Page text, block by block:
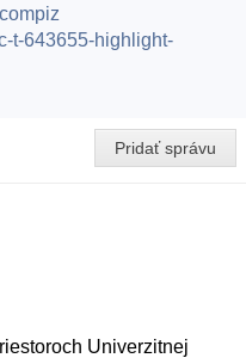
t-643655-highlight-
Pridať správu
Univerzitnej